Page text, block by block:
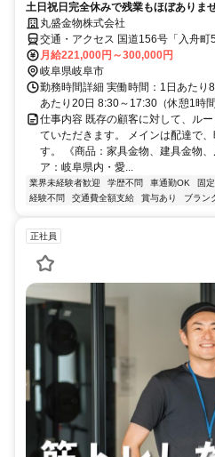
土日祝日完全休みで残業もほぼありま
丸盛金物株式会社
交通・アクセス 国道156号「入舟町
月給221,000円～300,000円
岐阜県岐阜市
勤務時間詳細 実働時間：1日あたり
あたり20日 8:30～17:30（休憩1時
仕事内容 既存の顧客に対して、ル
ていただきます。 メインは配達で
す。 《商品：家具金物、建具金物
ア：岐阜県内・愛...
業界未経験者歓迎 学歴不問 車通勤OK 固
経験不問
交通費全額支給 賞与あり ブラン
正社員